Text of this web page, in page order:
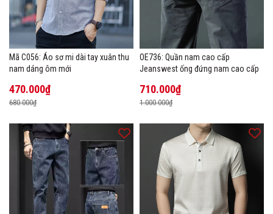
Mã C056: Áo sơ mi dài tay xuân thu
nam dáng ôm mới
470.000₫
680.000₫
OE736: Quần nam cao cấp
Jeanswest ống đứng nam cao cấp
710.000₫
1.000.000₫